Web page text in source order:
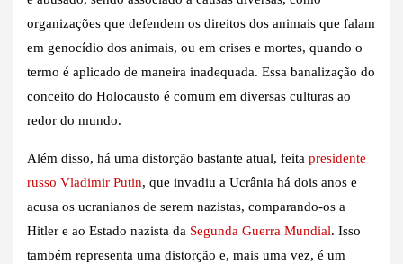
organizações que defendem os direitos dos animais que falam
em genocídio dos animais, ou em crises e mortes, quando o
termo é aplicado de maneira inadequada. Essa banalização do
conceito do Holocausto é comum em diversas culturas ao
redor do mundo.
Além disso, há uma distorção bastante atual, feita presidente
russo Vladimir Putin, que invadiu a Ucrânia há dois anos e
acusa os ucranianos de serem nazistas, comparando-os a
Hitler e ao Estado nazista da Segunda Guerra Mundial. Isso
também representa uma distorção e, mais uma vez, é um